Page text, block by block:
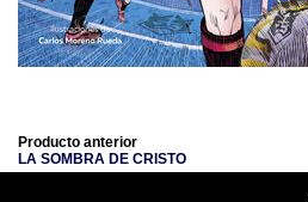
Producto anterior
LA SOMBRA DE CRISTO